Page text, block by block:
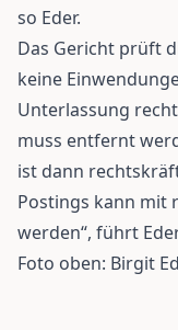
so Eder.
Das Gericht prüft
keine
Unterlassung
muss entfernt
ist dann
Postings kann mit
werden“, führt
Foto oben: Birgit